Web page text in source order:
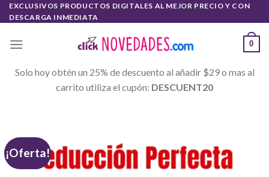
Skip
to
EXCLUSIVOS PRODUCTOS DIGITALES AL MEJOR PRECIO Y CON
DESCARGA INMEDIATA
0
Solo hoy obtén un 25% de descuento al añadir $29 o mas al
carrito utiliza el cupón: DESCUENT20
¡Oferta!